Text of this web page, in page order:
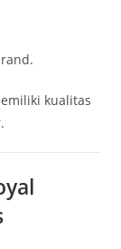
kualitas